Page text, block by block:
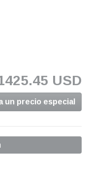
USD
un precio especial